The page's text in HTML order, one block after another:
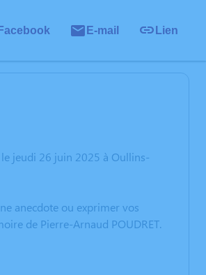
Facebook E-mail Lien
le jeudi 26 juin 2025 à Oullins-
anecdote ou exprimer vos
de Pierre-Arnaud POUDRET.